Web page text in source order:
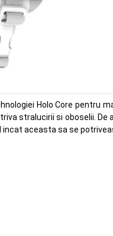
Holo Core pentru
stralucirii si oboselii.
aceasta sa se